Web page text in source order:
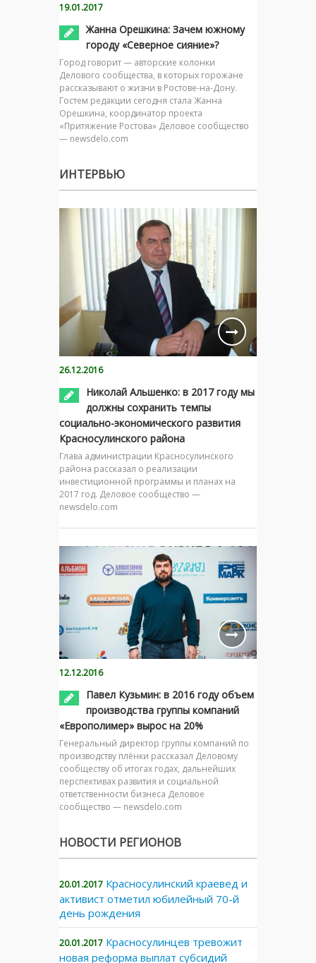
19.01.2017
Жанна Орешкина: Зачем южному
городу «Северное сияние»?
Город говорит — авторские колонки
Делового сообщества, в которых горожане
рассказывают о жизни в Ростове-на-Дону.
Гостем редакции сегодня стала Жанна
Орешкина, координатор проекта
«Притяжение Ростова» Деловое сообщество
— newsdelo.com
ИНТЕРВЬЮ
26.12.2016
Николай Альшенко: в 2017 году мы
должны сохранить темпы
социально-экономического развития
Красносулинского района
Глава администрации Красносулинского
района рассказал о реализации
инвестиционной программы и планах на
2017 год. Деловое сообщество —
newsdelo.com
12.12.2016
Павел Кузьмин: в 2016 году объем
производства группы компаний
«Европолимер» вырос на 20%
Генеральный директор группы компаний по
производству плёнки рассказал Деловому
сообществу об итогах годах, дальнейших
перспективах развития и социальной
ответственности бизнеса Деловое
сообщество — newsdelo.com
НОВОСТИ РЕГИОНОВ
20.01.2017 Красносулинский краевед и
активист отметил юбилейный 70-й
день рождения
20.01.2017 Красносулинцев тревожит
новая реформа выплат субсидий